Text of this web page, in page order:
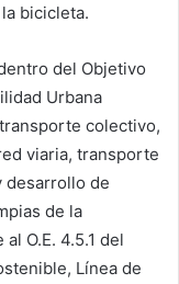
bicicleta.
del Objetivo
Urbana
colectivo,
viaria, transporte
desarrollo de
de la
O.E. 4.5.1 del
Línea de